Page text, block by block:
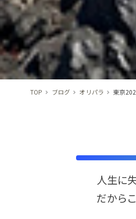
TOP ブログ オリパラ 東京
人生に
だから